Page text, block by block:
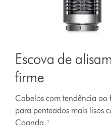
Escova de
firme
Cabelos com tendência ao
para penteados mais lisos
Coanda.¹